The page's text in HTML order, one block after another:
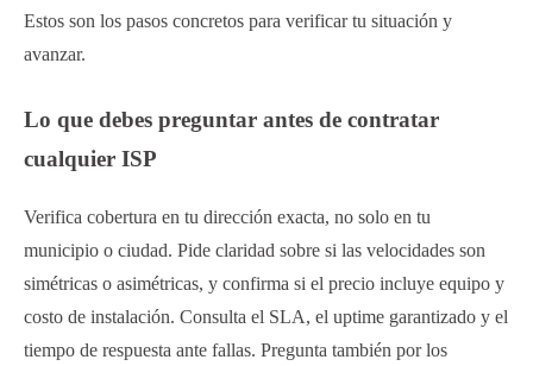
Estos son los pasos concretos para verificar tu situación y
avanzar.
Lo que debes preguntar antes de contratar
cualquier ISP
Verifica cobertura en tu dirección exacta, no solo en tu
municipio o ciudad. Pide claridad sobre si las velocidades son
simétricas o asimétricas, y confirma si el precio incluye equipo y
costo de instalación. Consulta el SLA, el uptime garantizado y el
tiempo de respuesta ante fallas. Pregunta también por los